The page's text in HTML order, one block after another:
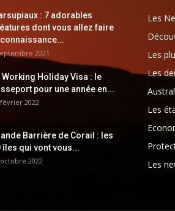
: 7 adorables
dont vous allez faire
connaissance...
2021
Working Holiday Visa : le
pour une année en...
2022
Barrière de Corail : les
îles qui vont vous...
2022
Les
Les
Les
Les
Les